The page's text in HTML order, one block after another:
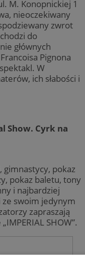
M. Konopnickiej 1
nieoczekiwany
zwrot
do
głównych
Pignona
W
ich słabości i
Show. Cyrk na
gimnastycy, pokaz
pokaz baletu, tony
i najbardziej
ze swoim jedynym
zapraszają
SHOW”.